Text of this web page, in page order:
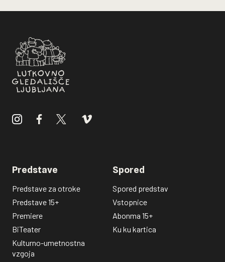
Marjeta Valjavec, Olga Milić, David Klemenčič,
Lorena Bukovec, Laura Krajnc, Polona Černe, Žiga
Lebar, Sandra Birjukov, Iztok Bobić, Zala Kalan,
Mina Anđelković, Emira Bećirović, Volha Milovič,
Uroš Mehle, Mateja Šuštaršič, Laura Fajfar, Vladimir
Janc, Matija Mužič
Anja Pika Lopatič
Garderoberka
Predstave
Predstave za otroke
Predstave 15+
Premiere
BiTeater
Kulturno-umetnostna
vzgoja
Spored
Spored predstav
Vstopnice
Abonma 15+
Ku ku kartica